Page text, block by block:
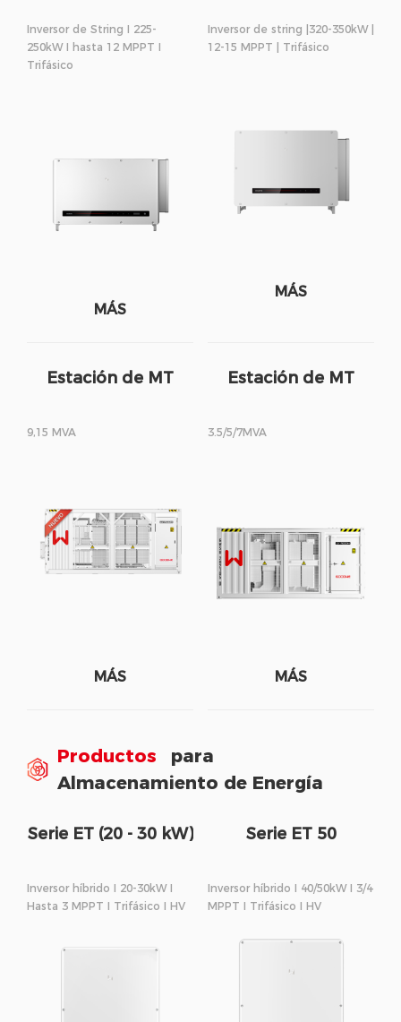
Inversor de String I 225-
250kW I hasta 12 MPPT I
Trifásico
MÁS
Inversor de string |320-350kW |
12-15 MPPT | Trifásico
MÁS
Estación de MT
9,15 MVA
MÁS
Estación de MT
3.5/5/7MVA
MÁS
Productos
para
Almacenamiento de Energía
Serie ET (20 - 30 kW)
Inversor híbrido I 20-30kW I
Hasta 3 MPPT I Trifásico I HV
Serie ET 50
Inversor híbrido I 40/50kW I 3/4
MPPT I Trifásico I HV